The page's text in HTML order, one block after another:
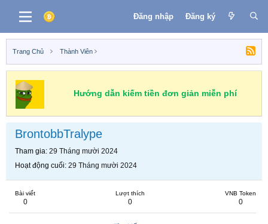
Đăng nhập Đăng ký
Trang Chủ Thành Viên
Hướng dẫn kiếm tiền đơn giản miễn phí
BrontobbTralype
Tham gia 29 Tháng mười 2024
Hoạt động cuối 29 Tháng mười 2024
Bài viết
0
Lượt thích
0
VNB Token
0